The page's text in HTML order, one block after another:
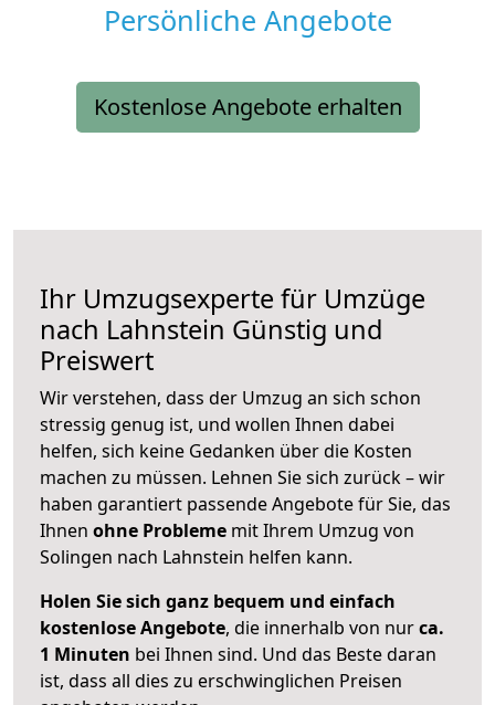
Persönliche Angebote
Kostenlose Angebote erhalten
Ihr Umzugsexperte für Umzüge
nach Lahnstein Günstig und
Preiswert
Wir verstehen, dass der Umzug an sich schon
stressig genug ist, und wollen Ihnen dabei
helfen, sich keine Gedanken über die Kosten
machen zu müssen. Lehnen Sie sich zurück – wir
haben garantiert passende Angebote für Sie, das
Ihnen ohne Probleme mit Ihrem Umzug von
Solingen nach Lahnstein helfen kann.
Holen Sie sich ganz bequem und einfach
kostenlose Angebote, die innerhalb von nurca.
1 Minuten bei Ihnen sind. Und das Beste daran
ist, dass all dies zu erschwinglichen Preisen